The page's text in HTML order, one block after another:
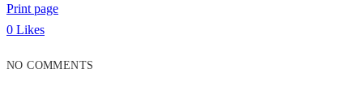
Print page
0 Likes
NO COMMENTS